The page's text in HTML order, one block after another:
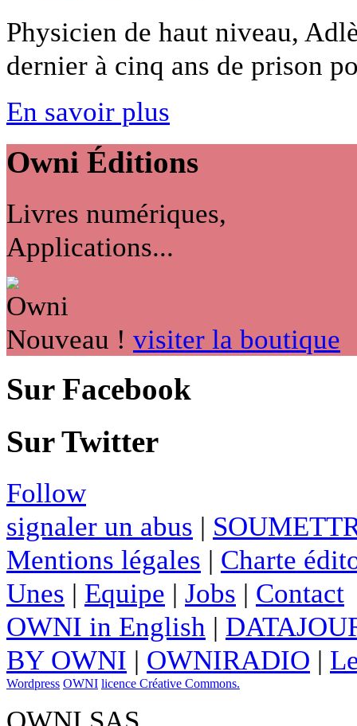
Physicien de haut niveau,
dernier à cinq ans de prison
En savoir plus
Owni Éditions
Livres numériques,
Applications...
Nouveau ! visiter la boutique
Sur Facebook
Sur Twitter
Follow
signaler un abus |
Mentions légales | Charte
Unes | Equipe | Jobs | Contact
OWNI in English |
BY OWNI | OWNIRADIO |
Wordpress OWNI licence Créative Commons.